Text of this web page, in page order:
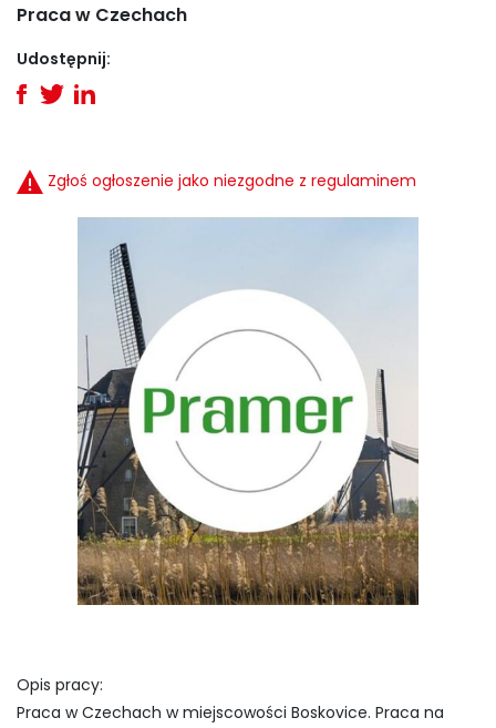
Praca w Czechach
Udostępnij:
Zgłoś ogłoszenie jako niezgodne z regulaminem
Opis pracy:
Praca w Czechach w miejscowości Boskovice. Praca na